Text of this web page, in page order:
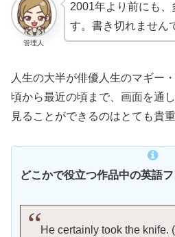
管理人
2001年より前にも、
す。書き切れませ
人生の大半が俳優人生のマギー
頃から最近の頃まで、画面を通
見ることができるのはとても貴重
どこかで役立つ作品中の英語
He certainly took the knife.